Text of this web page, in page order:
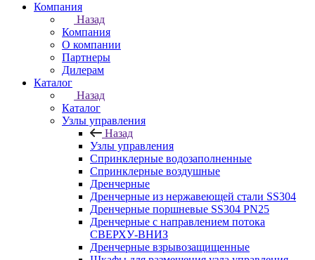
Компания
Назад
Компания
О компании
Партнеры
Дилерам
Каталог
Назад
Каталог
Узлы управления
Назад
Узлы управления
Cпринклерные водозаполненные
Cпринклерные воздушные
Дренчерные
Дренчерные из нержавеющей стали SS304
Дренчерные поршневые SS304 PN25
Дренчерные с направлением потока
СВЕРХУ-ВНИЗ
Дренчерные взрывозащищенные